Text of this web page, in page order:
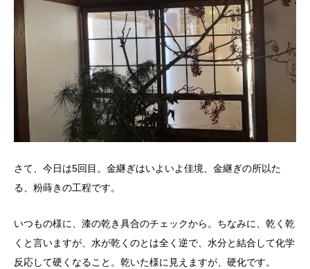
さて、今日は5回目。金継ぎはいよいよ佳境、金継ぎの所以た
る、粉蒔きの工程です。
いつもの様に、漆の乾き具合のチェックから。ちなみに、乾く乾
くと言いますが、水が乾くのとは全く逆で、水分と結合して化学
反応して硬くなること。乾いた様に見えますが、硬化です。